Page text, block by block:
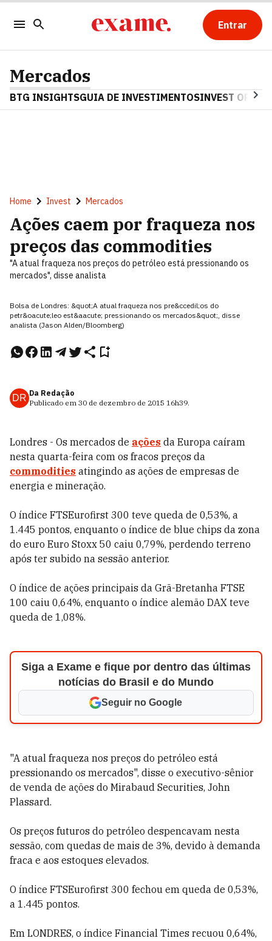
Entrar
Mercados
BTG INSIGHTSGUIA DE INVESTIMENTOSINVEST OPINA
Home Invest Mercados
Ações caem por fraqueza nos
preços das commodities
"A atual fraqueza nos preços do petróleo está pressionando os
mercados", disse analista
Bolsa de Londres: &quot;A atual fraqueza nos pre&ccedil;os do
petr&oacute;leo est&aacute; pressionando os mercados&quot;, disse
analista (Jason Alden/Bloomberg)
DR Da Redação
Publicado em 30 de dezembro de 2015 16h39.
Londres - Os mercados de ações da Europa caíram
nesta quarta-feira com os fracos preços da
commodities atingindo as ações de empresas de
energia e mineração.
O índice FTSEurofirst 300 teve queda de 0,53%, a
1.445 pontos, enquanto o índice de blue chips da zona
do euro Euro Stoxx 50 caiu 0,79%, perdendo terreno
após ter subido na sessão anterior.
O índice de ações principais da Grã-Bretanha FTSE
100 caiu 0,64%, enquanto o índice alemão DAX teve
queda de 1,08%.
Siga a Exame e fique por dentro das últimas
notícias do Brasil e do Mundo
Seguir no Google
"A atual fraqueza nos preços do petróleo está
pressionando os mercados", disse o executivo-sênior
de venda de ações do Mirabaud Securities, John
Plassard.
Os preços futuros do petróleo despencavam nesta
sessão, com quedas de mais de 3%, devido à demanda
fraca e aos estoques elevados.
O índice FTSEurofirst 300 fechou em queda de 0,53%,
a 1.445 pontos.
Em LONDRES, o índice Financial Times recuou 0,64%,